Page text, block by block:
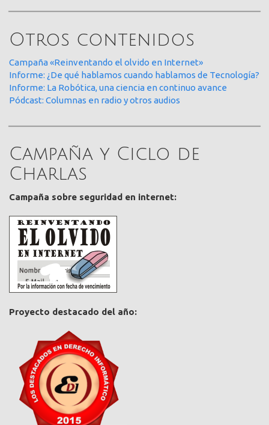
Otros contenidos
Campaña «Reinventando el olvido en Internet»
Informe: ¿De qué hablamos cuando hablamos de Tecnología?
Informe: La Robótica, una ciencia en continuo avance
Pódcast: Columnas en radio y otros audios
Campaña y Ciclo de
Charlas
Campaña sobre seguridad en internet:
Proyecto destacado del año: